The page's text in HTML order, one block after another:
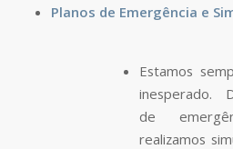
Planos de Emergência e
Estamos
inesperado.
de
realizamos